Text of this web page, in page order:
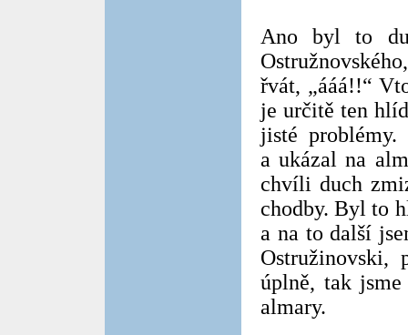
Ano byl to
řvát, „ááá!!“
je určitě ten
jisté
a ukázal na
chvíli duch
chodby. Byl to
a na to další
úplně, tak
almary.